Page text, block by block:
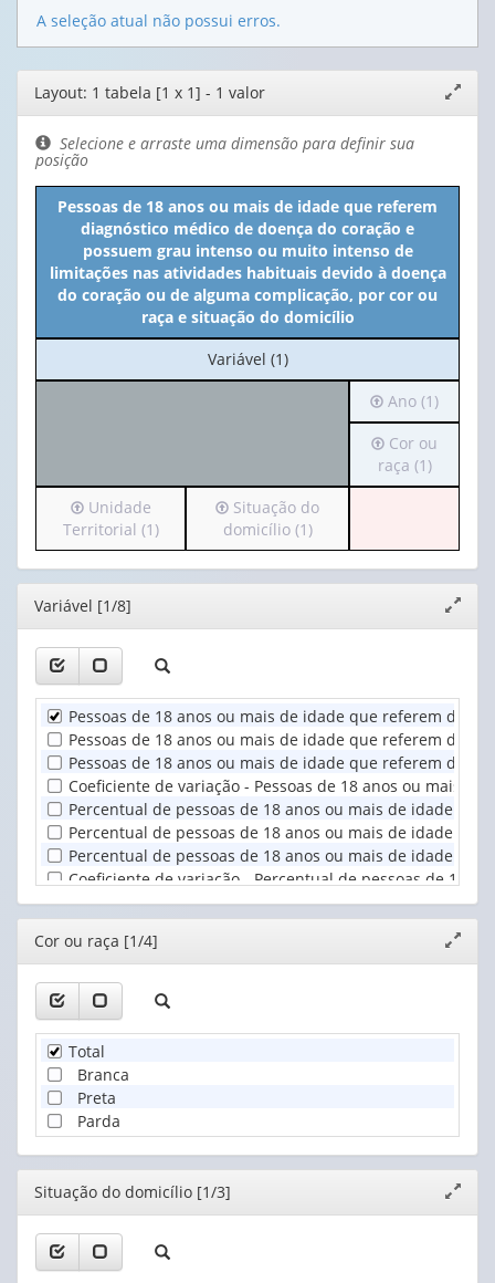
A seleção atual não possui erros.
Editor
de
layout
janela
Layout: 1 tabela [1 x 1] - 1 valor
Selecione e arraste uma dimensão para definir sua
posição
Pessoas de 18 anos ou mais de idade que referem
diagnóstico médico de doença do coração e
possuem grau intenso ou muito intenso de
limitações nas atividades habituais devido à doença
do coração ou de alguma complicação, por cor ou
raça e situação do domicílio
No
cabeçalho:
Variável (1)
Irá
para
o
cabeçalho
(possui
valor):
Ano (1)
Irá
para
o
apenas
1
Cor ou
raça (1)
Irá
para
o
cabeçalho
(possui
apenas
valor):
Unidade
Territorial
(1)
Unidade
Territorial (1)
Irá
para
o
cabeçalho
Situação
do
domicílio
(1)
Situação do
domicílio (1)
Editor
janela
Variável [1/8]
Pessoas de 18 anos ou mais de idade que referem
Pessoas de 18 anos ou mais de idade que referem
Pessoas de 18 anos ou mais de idade que referem
Coeficiente de variação - Pessoas de 18 anos ou mais
Percentual de pessoas de 18 anos ou mais de idade
Percentual de pessoas de 18 anos ou mais de idade
Percentual de pessoas de 18 anos ou mais de idade
Coeficiente de variação - Percentual de pessoas de 18
Editor
janela
Cor ou raça [1/4]
Total
Branca
Preta
Parda
Editor
janela
Situação do domicílio [1/3]